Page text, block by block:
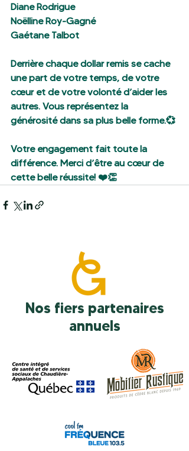
Diane Rodrigue
Noëlline Roy-Gagné
Gaétane Talbot
Derrière chaque dollar remis se cache
une part de votre temps, de votre
cœur et de votre volonté d’aider les
autres. Vous représentez la
générosité dans sa plus belle forme.💞
Votre engagement fait toute la
différence. Merci d’être au cœur de
cette belle réussite! ❤️👏
Nos fiers partenaires
annuels